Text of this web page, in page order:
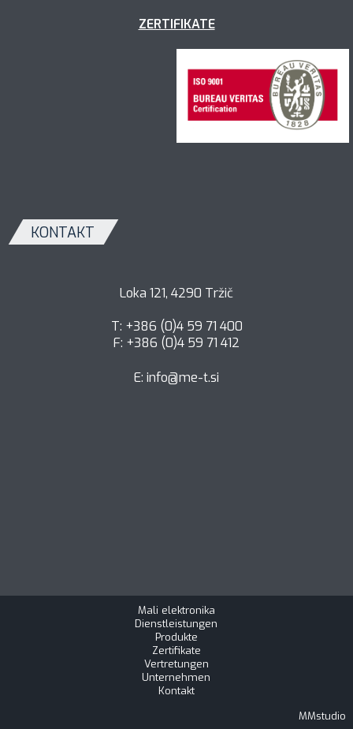
ZERTIFIKATE
KONTAKT
Loka 121, 4290 Tržič
T: +386 (0)4 59 71 400
F: +386 (0)4 59 71 412
E: info@me-t.si
Mali elektronika
Dienstleistungen
Produkte
Zertifikate
Vertretungen
Unternehmen
Kontakt
MMstudio